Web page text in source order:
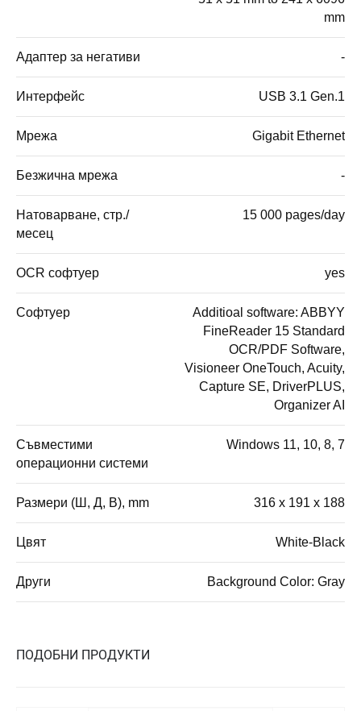
mm
Адаптер за негативи -
Интерфейс USB 3.1 Gen.1
Мрежа Gigabit Ethernet
Безжична мрежа -
Натоварване, стр./
месец
15 000 pages/day
OCR софтуер yes
Софтуер
Additioal software: ABBYY
FineReader 15 Standard
OCR/PDF Software,
Visioneer OneTouch, Acuity,
Capture SE, DriverPLUS,
Organizer AI
Съвместими
операционни системи
Windows 11, 10, 8, 7
Размери (Ш, Д, В), mm 316 x 191 x 188
Цвят White-Black
Други Background Color: Gray
ПОДОБНИ ПРОДУКТИ